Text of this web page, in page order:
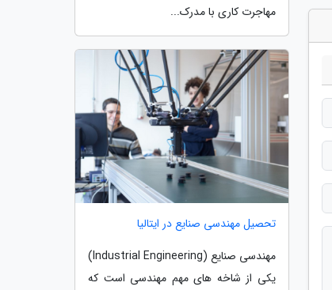
مهاجرت کاری با مدرک...
تحصیل مهندسی صنایع در ایتالیا
مهندسی صنایع (Industrial Engineering)
یکی از شاخه های مهم مهندسی است که